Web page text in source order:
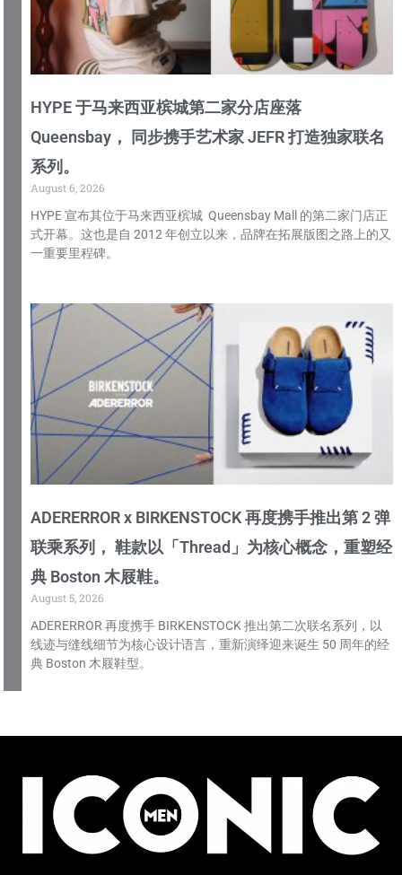
HYPE 于马来西亚槟城第二家分店座落
Queensbay， 同步携手艺术家 JEFR 打造独家联名
系列。
August 6, 2026
HYPE 宣布其位于马来西亚槟城 Queensbay Mall 的第二家门店正
式开幕。这也是自 2012 年创立以来，品牌在拓展版图之路上的又
一重要里程碑。
ADERERROR x BIRKENSTOCK 再度携手推出第 2 弹
联乘系列， 鞋款以「Thread」为核心概念，重塑经
典 Boston 木屐鞋。
August 5, 2026
ADERERROR 再度携手 BIRKENSTOCK 推出第二次联名系列，以
线迹与缝线细节为核心设计语言，重新演绎迎来诞生 50 周年的经
典 Boston 木屐鞋型。